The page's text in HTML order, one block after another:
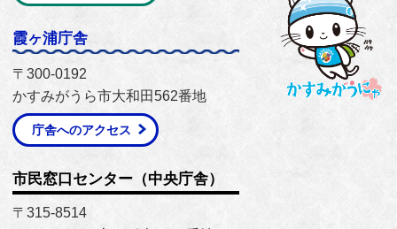
霞ヶ浦庁舎
〒300-0192
かすみがうら市大和田562番地
庁舎へのアクセス
市民窓口センター（中央庁舎）
〒315-8514